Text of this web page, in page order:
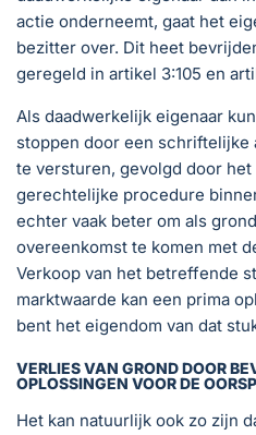
actie onderneemt, gaat het
bezitter over. Dit heet
geregeld in artikel 3:105 en
Als daadwerkelijk eigenaar
stoppen door een schriftelijke
te versturen, gevolgd door het
gerechtelijke procedure
echter vaak beter om als
overeenkomst te komen met
Verkoop van het betreffende
marktwaarde kan een prima
bent het eigendom van dat
VERLIES VAN GROND DOOR
OPLOSSINGEN VOOR DE
Het kan natuurlijk ook zo zijn